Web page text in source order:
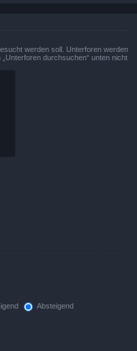
werden soll. Unterforen werden
durchsuchen“ unten nicht
Absteigend